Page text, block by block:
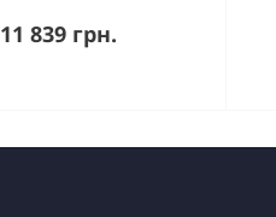
11 839 грн.